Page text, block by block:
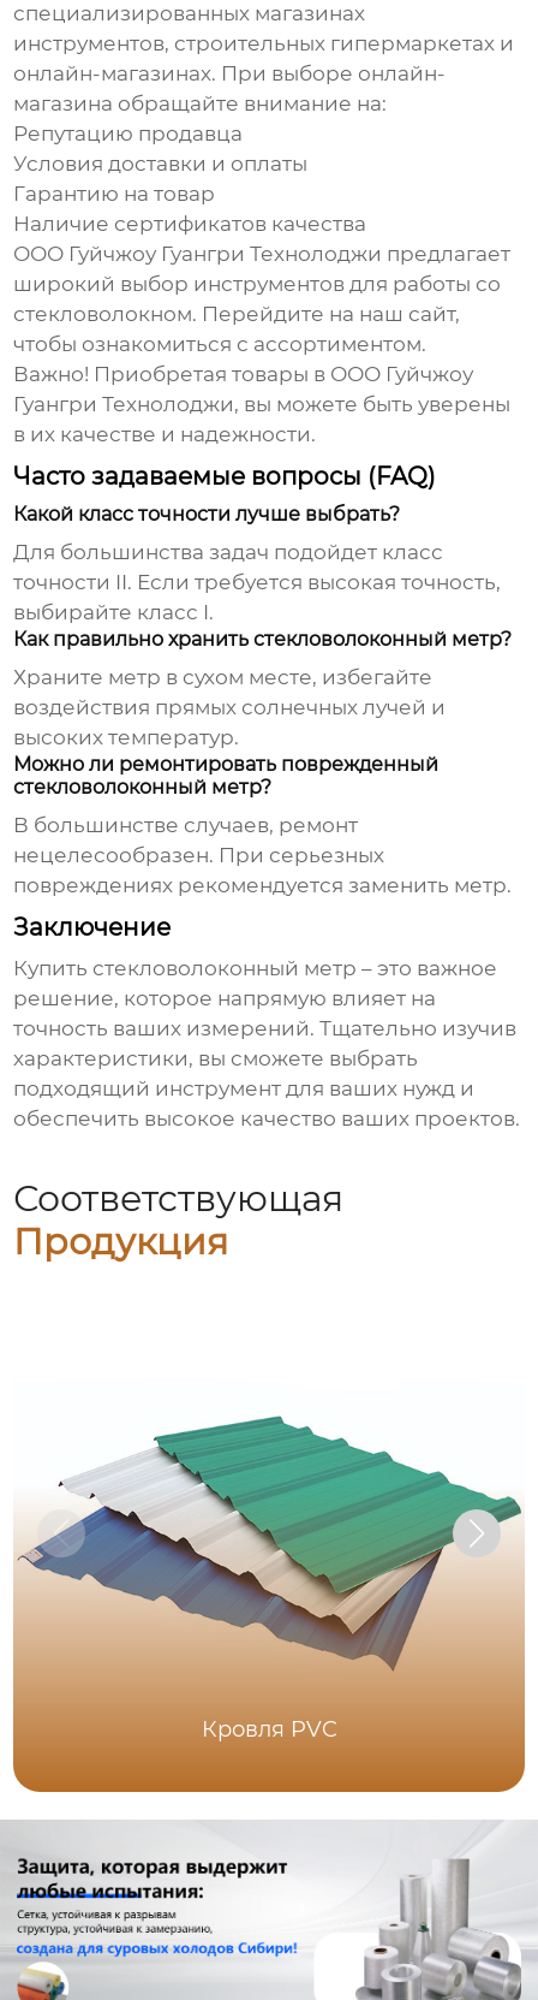
специализированных магазинах
инструментов, строительных гипермаркетах и
онлайн-магазинах. При выборе онлайн-
магазина обращайте внимание на:
Репутацию продавца
Условия доставки и оплаты
Гарантию на товар
Наличие сертификатов качества
ООО Гуйчжоу Гуангри Технолоджи предлагает
широкий выбор инструментов для работы со
стекловолокном. Перейдите на наш сайт,
чтобы ознакомиться с ассортиментом.
Важно! Приобретая товары в ООО Гуйчжоу
Гуангри Технолоджи, вы можете быть уверены
в их качестве и надежности.
Часто задаваемые вопросы (FAQ)
Какой класс точности лучше выбрать?
Для большинства задач подойдет класс
точности II. Если требуется высокая точность,
выбирайте класс I.
Как правильно хранить стекловолоконный метр?
Храните метр в сухом месте, избегайте
воздействия прямых солнечных лучей и
высоких температур.
Можно ли ремонтировать поврежденный
стекловолоконный метр?
В большинстве случаев, ремонт
нецелесообразен. При серьезных
повреждениях рекомендуется заменить метр.
Заключение
Купить стекловолоконный метр – это важное
решение, которое напрямую влияет на
точность ваших измерений. Тщательно изучив
характеристики, вы сможете выбрать
подходящий инструмент для ваших нужд и
обеспечить высокое качество ваших проектов.
Соответствующая
Продукция
Кровля PVC